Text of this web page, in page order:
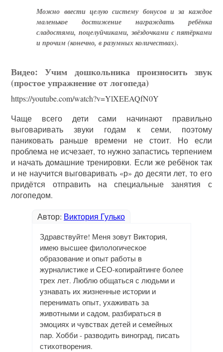
Можно ввести целую систему бонусов и за каждое
маленькое достижение награждать ребёнка
сладостями, поцелуйчиками, звёздочками с пятёрками
и прочим (конечно, в разумных количествах).
Видео: Учим дошкольника произносить звук
(простое упражнение от логопеда)
https://youtube.com/watch?v=YlXEEAQfN0Y
Чаще всего дети сами начинают правильно
выговаривать звуки годам к семи, поэтому
паниковать раньше времени не стоит. Но если
проблема не исчезает, то нужно запастись терпением
и начать домашние тренировки. Если же ребёнок так
и не научится выговаривать «р» до десяти лет, то его
придётся отправить на специальные занятия с
логопедом.
Автор: Виктория Гулько
Здравствуйте! Меня зовут Виктория,
имею высшее филологическое
образование и опыт работы в
журналистике и СЕО-копирайтинге более
трех лет. Люблю общаться с людьми и
узнавать их жизненные истории и
перенимать опыт, ухаживать за
животными и садом, разбираться в
эмоциях и чувствах детей и семейных
пар. Хобби - разводить виноград, писать
стихотворения.